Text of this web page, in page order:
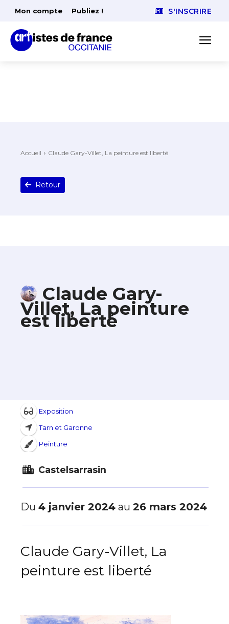
Mon compte Publiez ! S'INSCRIRE
Accueil Claude Gary-Villet, La peinture est liberté
Retour
Claude Gary-
Villet, La peinture
est liberté
Exposition
Tarn et Garonne
Peinture
Castelsarrasin
Du 4 janvier 2024 au 26 mars 2024
Claude Gary-Villet, La
peinture est liberté